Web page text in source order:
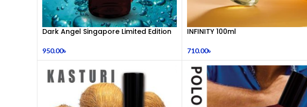
Dark Angel Singapore Limited Edition
950.00৳
INFINITY 100ml
710.00৳